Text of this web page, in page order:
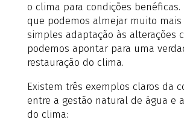
o clima para condições
que podemos almejar muito mais
simples adaptação às alterações
podemos apontar para uma
restauração do clima.
Existem três exemplos claros da
entre a gestão natural de água e
do clima: